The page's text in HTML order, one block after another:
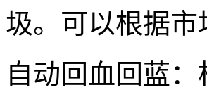
圾。可以根据
自动回血回蓝